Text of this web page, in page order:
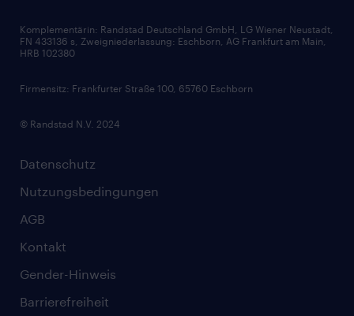
Soft Skills
Skills
Datenschutz
Nutzungsbedingungen
AGB
Kontakt
Gender-Hinweis
Barrierefreiheit
Komplementärin: Randstad Deutschland GmbH, LG Wiener Neustadt,
FN 433136 s, Zweigniederlassung: Eschborn, AG Frankfurt am Main,
HRB 102380
Firmensitz: Frankfurter Straße 100, 65760 Eschborn
© Randstad N.V. 2024